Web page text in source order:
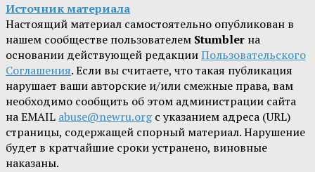
Источник материала
Настоящий материал самостоятельно опубликован в
нашем сообществе пользователем Stumbler на
основании действующей редакцииПользовательского
Соглашения. Если вы считаете, что такая публикация
нарушает ваши авторские и/или смежные права, вам
необходимо сообщить об этом администрации сайта
на EMAIL abuse@newru.orgс указанием адреса (URL)
страницы, содержащей спорный материал. Нарушение
будет в кратчайшие сроки устранено, виновные
наказаны.